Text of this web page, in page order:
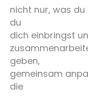
nicht nur, was
du
dich einbringst
geben,
gemeinsam
die